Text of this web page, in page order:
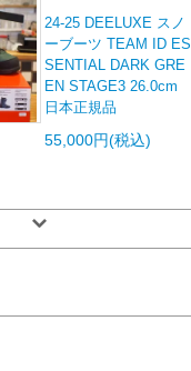
24-25 DEELUXE スノ
ーブーツ TEAM ID ES
SENTIAL DARK GRE
EN STAGE3 26.0cm
日本正規品
55,000円(税込)